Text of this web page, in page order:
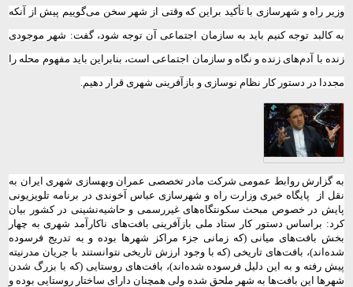
وزیر راه و شهرسازی با تأکید براین که وقتی از شهر سخن می‌گوییم پیش از آنکه
به کالبد توجه کنیم باید به سازمان اجتماعی آن توجه شود، گفت: شهر موجودی
زنده با آدم‌های زنده و نگاه و سازمان اجتماعی است، بنابراین باید مفهوم محله را
مجددا در دستور کار نظام نوسازی و بازآفرینی شهری قرار دهیم.
به گزارش روابط عمومی شرکت مادر تخصصی عمران وبهسازی شهری ایران به
نقل از
پایگاه خبری وزارت راه و شهرسازی عباس آخوندی در برنامه تلویزیونی
پایش در خصوص مبحث سکونتگاه‌های غیررسمی و حاشیه‌نشینی در کشور بیان
کرد: براساس دستور کار ستاد ملی بازآفرینی بافت‌های ناکارآمد شهری به چهار
بخش بافت‌های میانی (که زمانی جزء مراکز شهرها بوده و به تدریج فرسوده
شده‌اند)، بافت‌های تاریخی (که با وجود ارزش تاریخی نتوانستند با جریان مدرنیته
پیش رفته و به این دلیل فرسوده شده‌اند)، بافت‌های روستایی (که با بزرگ شدن
شهرها این بافت‌ها به شهر ملحق شده ولی همچنان دارای ساختار روستایی بوده و